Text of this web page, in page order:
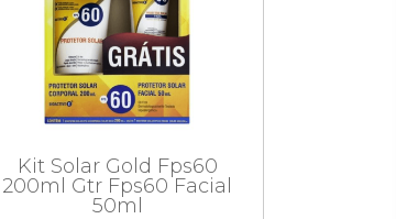
Kit Solar Gold Fps60
200ml Gtr Fps60 Facial
50ml